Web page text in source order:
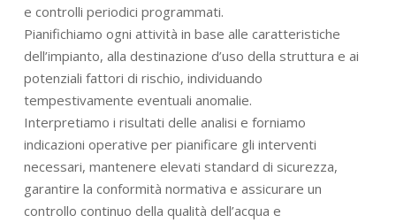
e controlli periodici programmati.
Pianifichiamo ogni attività in base alle caratteristiche
dell’impianto, alla destinazione d’uso della struttura e ai
potenziali fattori di rischio, individuando
tempestivamente eventuali anomalie.
Interpretiamo i risultati delle analisi e forniamo
indicazioni operative per pianificare gli interventi
necessari, mantenere elevati standard di sicurezza,
garantire la conformità normativa e assicurare un
controllo continuo della qualità dell’acqua e